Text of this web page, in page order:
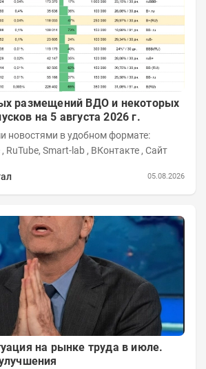
размещений ВДО и некоторых
на 5 августа 2026 г.
новостями в удобном формате:
Telegram , Youtube , RuTube, Smart-lab , ВКонтакте , Сайт
05.08.2026
на рынке труда в июле.